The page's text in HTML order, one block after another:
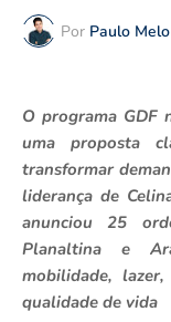
Por Paulo Melo
O programa GDF
uma proposta
transformar
liderança de
anunciou 25
Planaltina e
mobilidade,
qualidade de vida